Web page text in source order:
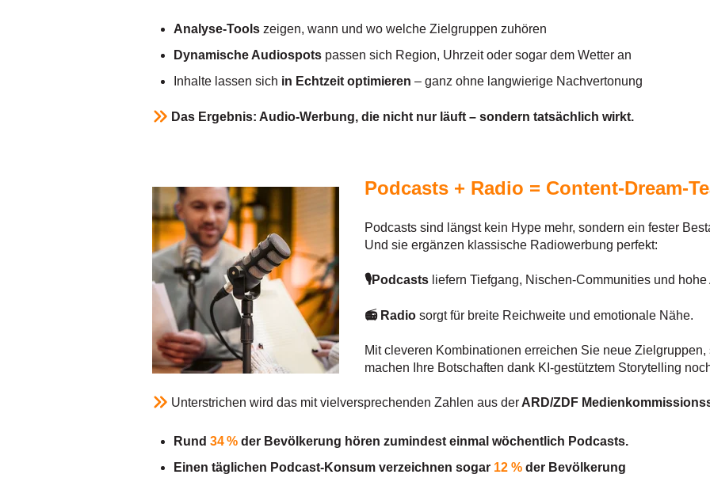
Analyse-Toolszeigen, wann und wo welche Zielgruppen zuhören
Dynamische Audiospots passen sich Region, Uhrzeit oder sogar dem Wetter an
Inhalte lassen sich in Echtzeit optimieren – ganz ohne langwierige Nachvertonung
Das Ergebnis: Audio-Werbung, die nicht nur läuft – sondern tatsächlich wirkt.
Podcasts + Radio = Content-Dream-
Podcasts sind längst kein Hype mehr, sondern ein fester
Und sie ergänzen klassische Radiowerbung perfekt:
🎙️Podcasts liefern Tiefgang, Nischen-Communities und hohe
📻 Radio sorgt für breite Reichweite und emotionale Nähe.
Mit cleveren Kombinationen erreichen Sie neue
machen Ihre Botschaften dank KI-gestütztem Storytelling
Unterstrichen wird das mit vielversprechenden Zahlen aus der ARD/ZDF
Rund34 % der Bevölkerung hören zumindest einmal wöchentlich Podcasts.
Einen täglichen Podcast-Konsum verzeichnen sogar 12 % der Bevölkerung